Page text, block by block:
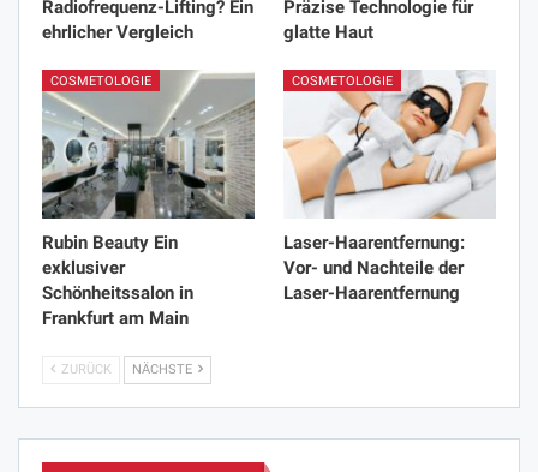
Radiofrequenz-Lifting? Ein
ehrlicher Vergleich
Präzise Technologie für
glatte Haut
COSMETOLOGIE
Rubin Beauty Ein
exklusiver
Schönheitssalon in
Frankfurt am Main
COSMETOLOGIE
Laser-Haarentfernung:
Vor- und Nachteile der
Laser-Haarentfernung
ZURÜCK NÄCHSTE